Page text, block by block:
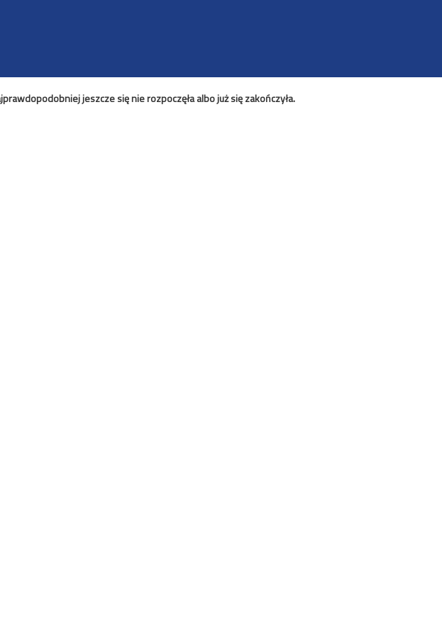
jeszcze się nie rozpoczęła albo już się zakończyła.